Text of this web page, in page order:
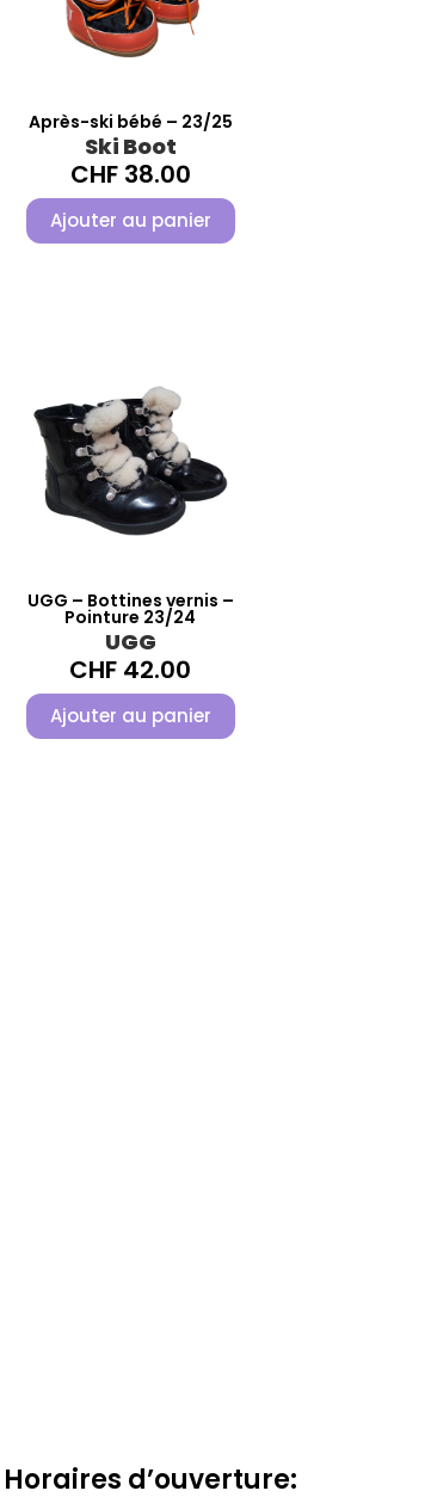
Après-ski bébé – 23/25
Ski Boot
CHF38.00
Ajouter au panier
UGG – Bottines vernis –
Pointure 23/24
UGG
CHF 42.00
Ajouter au panier
Horaires d’ouverture: